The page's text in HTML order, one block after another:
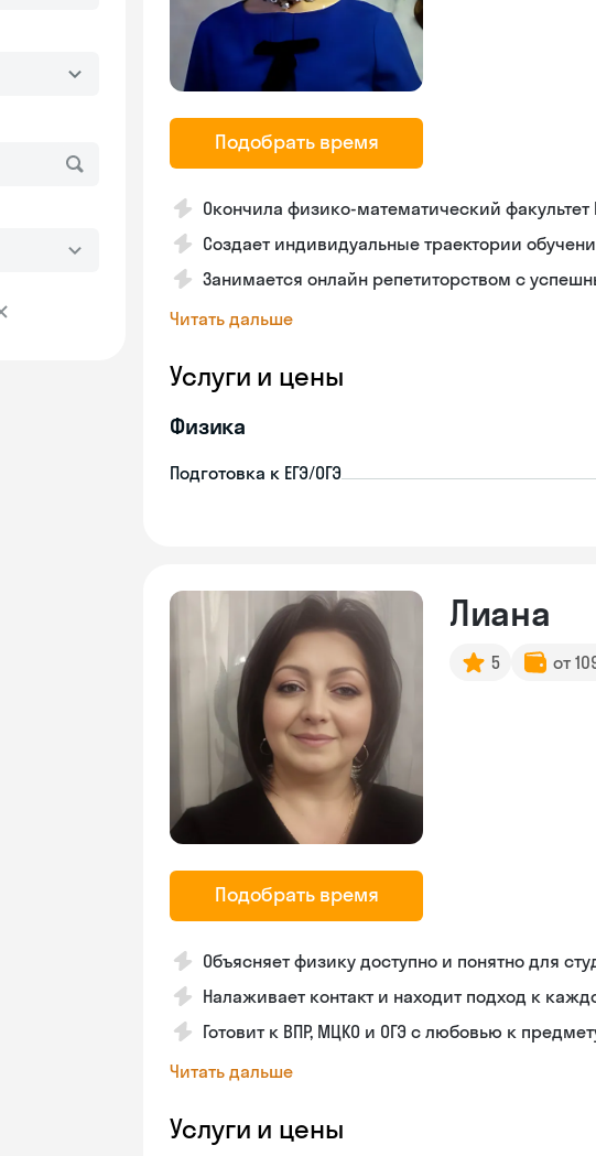
Подобрать время
Окончила физико-математический факультет
Создает индивидуальные траектории
Занимается онлайн репетиторством с
Читать дальше
Услуги и цены
Физика
Подготовка к ЕГЭ/ОГЭ
Подобрать время
Лиана
5 от
Объясняет физику доступно и понятно для
Налаживает контакт и находит подход к
Готовит к ВПР, МЦКО и ОГЭ с любовью к
Читать дальше
Услуги и цены